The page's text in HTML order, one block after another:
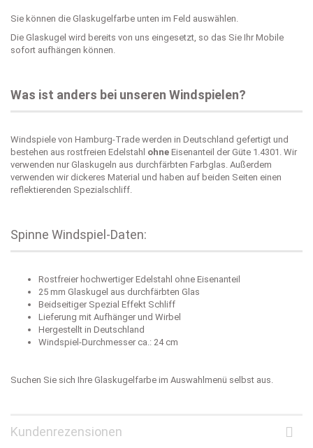
Sie können die Glaskugelfarbe unten im Feld auswählen.
Die Glaskugel wird bereits von uns eingesetzt, so das Sie Ihr Mobile
sofort aufhängen können.
Was ist anders bei unseren Windspielen?
Windspiele von Hamburg-Trade werden in Deutschland gefertigt und
bestehen aus rostfreien Edelstahl ohne Eisenanteil der Güte 1.4301. Wir
verwenden nur Glaskugeln aus durchfärbten Farbglas. Außerdem
verwenden wir dickeres Material und haben auf beiden Seiten einen
reflektierenden Spezialschliff.
Spinne Windspiel-Daten:
Rostfreier hochwertiger Edelstahl ohne Eisenanteil
25 mm Glaskugel aus durchfärbten Glas
Beidseitiger Spezial Effekt Schliff
Lieferung mit Aufhänger und Wirbel
Hergestellt in Deutschland
Windspiel-Durchmesser ca.: 24 cm
Suchen Sie sich Ihre Glaskugelfarbe im Auswahlmenü selbst aus.
Kundenrezensionen